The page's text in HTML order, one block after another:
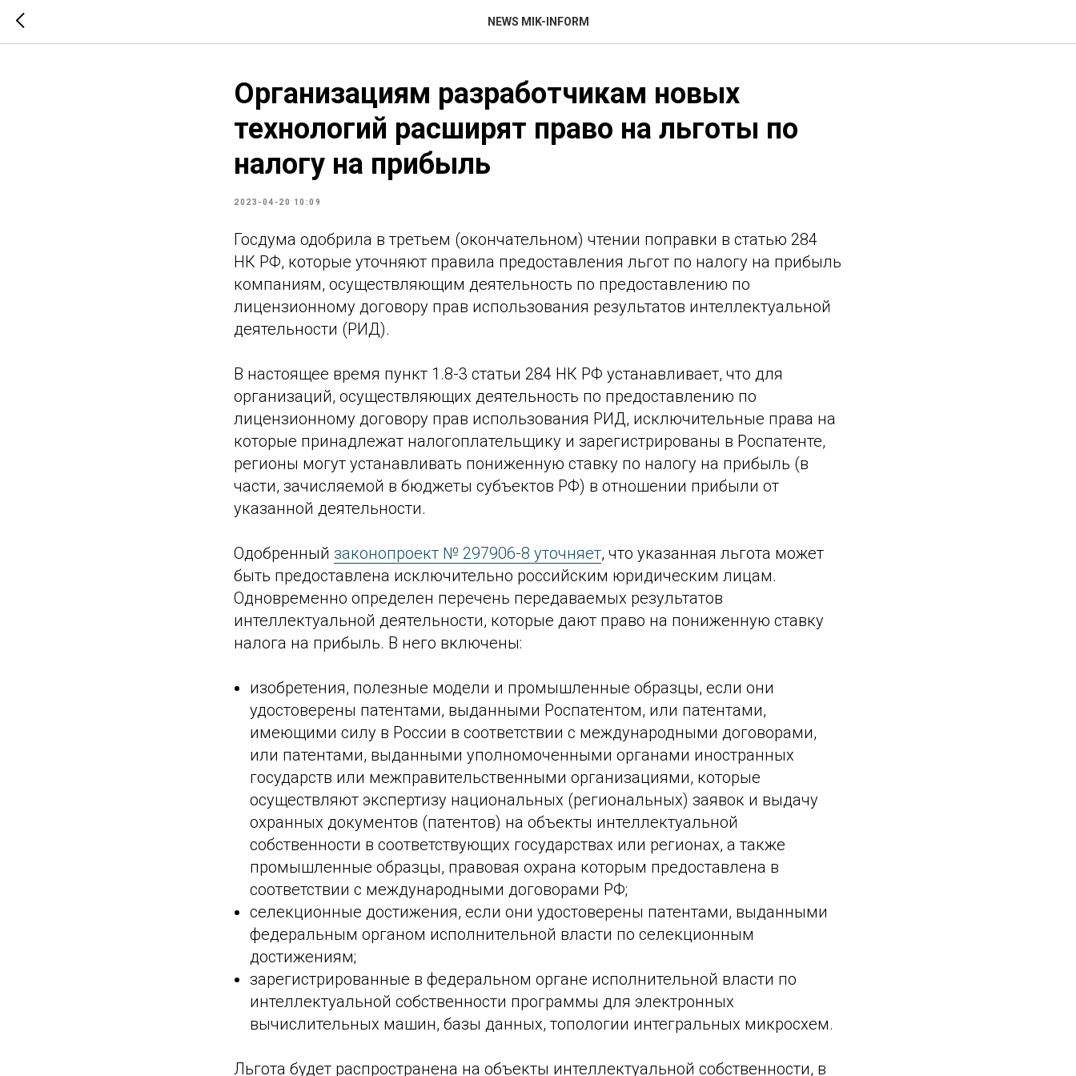
NEWS MIK-INFORM
Организациям разработчикам новых
технологий расширят право на льготы по
налогу на прибыль
2023-04-20 10:09
Госдума одобрила в третьем (окончательном) чтении поправки в статью 284
НК РФ, которые уточняют правила предоставления льгот по налогу на прибыль
компаниям, осуществляющим деятельность по предоставлению по
лицензионному договору прав использования результатов интеллектуальной
деятельности (РИД).
В настоящее время пункт 1.8-3 статьи 284 НК РФ устанавливает, что для
организаций, осуществляющих деятельность по предоставлению по
лицензионному договору прав использования РИД, исключительные права на
которые принадлежат налогоплательщику и зарегистрированы в Роспатенте,
регионы могут устанавливать пониженную ставку по налогу на прибыль (в
части, зачисляемой в бюджеты субъектов РФ) в отношении прибыли от
указанной деятельности.
Одобренный законопроект № 297906-8 уточняет, что указанная льгота может
быть предоставлена исключительно российским юридическим лицам.
Одновременно определен перечень передаваемых результатов
интеллектуальной деятельности, которые дают право на пониженную ставку
налога на прибыль. В него включены:
изобретения, полезные модели и промышленные образцы, если ‎они
удостоверены патентами, выданными Роспатентом, или патентами,
имеющими силу в России в соответствии ‎с международными договорами,
или патентами, выданными уполномоченными органами иностранных
государств ‎или межправительственными организациями, которые
осуществляют экспертизу национальных (региональных) заявок и выдачу
охранных документов (патентов) на объекты интеллектуальной
собственности ‎в соответствующих государствах или регионах, а также
промышленные образцы, правовая охрана которым предоставлена в
соответствии ‎с международными договорами РФ;
селекционные достижения, если они удостоверены патентами, выданными
федеральным органом исполнительной власти по селекционным
достижениям;
зарегистрированные в федеральном органе исполнительной власти ‎по
интеллектуальной собственности программы для электронных
вычислительных машин, базы данных, топологии интегральных микросхем.
Льгота будет распространена на объекты интеллектуальной собственности, в